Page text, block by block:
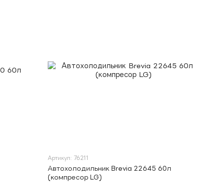
Артикул: 76211
Автохолодильник Brevia 22645 60л
(компресор LG)